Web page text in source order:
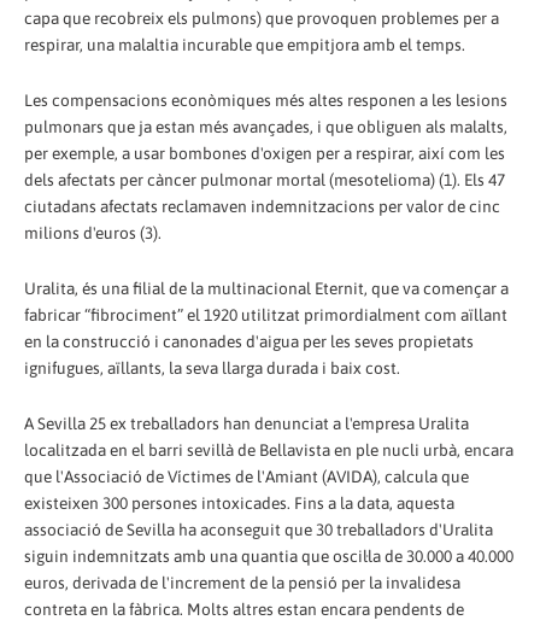
capa que recobreix els pulmons) que provoquen problemes per a
respirar, una malaltia incurable que empitjora amb el temps.
Les compensacions econòmiques més altes responen a les lesions
pulmonars que ja estan més avançades, i que obliguen als malalts,
per exemple, a usar bombones d'oxigen per a respirar, així com les
dels afectats per càncer pulmonar mortal (mesotelioma) (1). Els 47
ciutadans afectats reclamaven indemnitzacions per valor de cinc
milions d'euros (3).
Uralita, és una filial de la multinacional Eternit, que va començar a
fabricar “fibrociment” el 1920 utilitzat primordialment com aïllant
en la construcció i canonades d'aigua per les seves propietats
ignifugues, aïllants, la seva llarga durada i baix cost.
A Sevilla 25 ex treballadors han denunciat a l'empresa Uralita
localitzada en el barri sevillà de Bellavista en ple nucli urbà, encara
que l'Associació de Víctimes de l'Amiant (AVIDA), calcula que
existeixen 300 persones intoxicades. Fins a la data, aquesta
associació de Sevilla ha aconseguit que 30 treballadors d'Uralita
siguin indemnitzats amb una quantia que oscil·la de 30.000 a 40.000
euros, derivada de l'increment de la pensió per la invalidesa
contreta en la fàbrica. Molts altres estan encara pendents de